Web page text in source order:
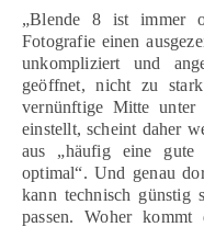
„Blende 8 ist immer optimal.“ Blende 8 genießt in der
Fotografie einen
unkompliziert und
geöffnet, nicht zu
vernünftige Mitte unter
einstellt, scheint daher
aus „häufig eine gute
optimal“. Und genau
kann technisch günstig
passen. Woher